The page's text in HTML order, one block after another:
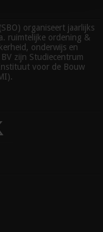
organiseert jaarlijks
ruimtelijke ordening &
onderwijs en
zijn Studiecentrum
voor de Bouw